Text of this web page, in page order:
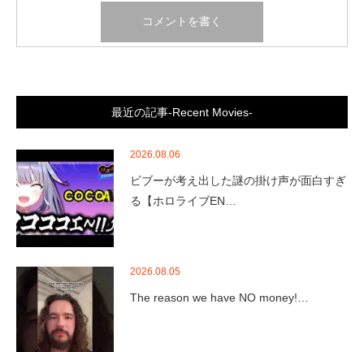
最近の記事-Recent Movies-
2026.08.06
ビブーが考え出した謎の掛け声が面白すぎ
る【ホロライブEN…
2026.08.05
The reason we have NO money!…